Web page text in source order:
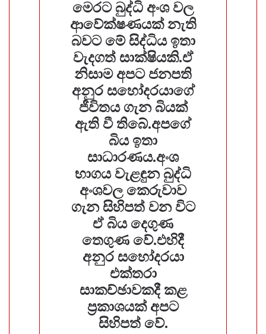
මෙරට බුද්ධි අංශ වල
ආවේක්ෂණයක් නැති
බවට මේ සිද්ධිය ඉතා
වැදගත් සාක්ෂියකි.ඒ
නිසාම අපට ජනපති
අනුර සහෝදරයාගේ
ජීවිතය ගැන බියක්
ඇති වී තිබේ.අපගේ
බිය ඉතා
සාධාරණය.අංශ
භාගය වැළඳුන බුද්ධි
අංශවල කෙරුවාව
ගැන සිහිපත් වන විට
ඒ බිය දෙගුණ
තෙගුණ වේ.එහිදී
අනුර සහෝදරයා
එක්තරා
සාකච්ඡාවකදී කළ
ප්‍රකාශයක් අපට
සිහිපත් වේ.